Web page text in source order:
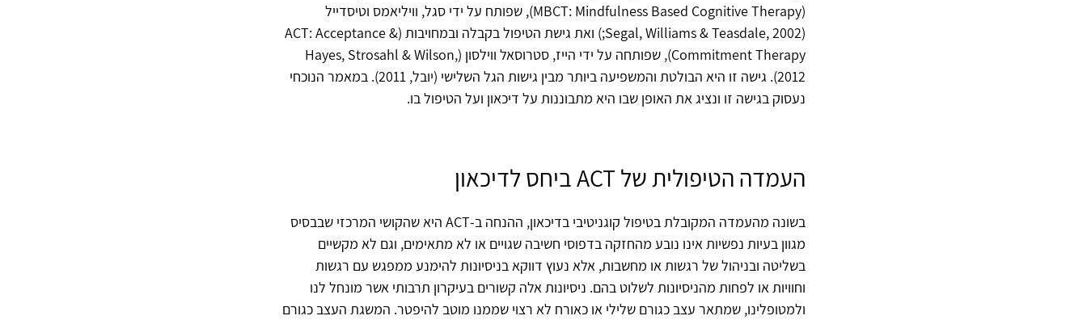
(MBCT: Mindfulness Based Cognitive Therapy), שפותח על ידי סגל, וויליאמס וטיסדייל
(Segal, Williams & Teasdale, 2002;) ואת גישת הטיפול בקבלה ובמחויבות (ACT: Acceptance &
Commitment Therapy), שפותחה על ידי הייז, סטרוסאל ווילסון (Hayes, Strosahl & Wilson,
2012). גישה זו היא הבולטת והמשפיעה ביותר מבין גישות הגל השלישי (יובל, 2011). במאמר הנוכחי
נעסוק בגישה זו ונציג את האופן שבו היא מתבוננות על דיכאון ועל הטיפול בו.
העמדה הטיפולית של ACT ביחס לדיכאון
בשונה מהעמדה המקובלת בטיפול קוגניטיבי בדיכאון, ההנחה ב-ACT היא שהקושי המרכזי שבבסיס
מגוון בעיות נפשיות אינו נובע מהחזקה בדפוסי חשיבה שגויים או לא מתאימים, וגם לא מקשיים
בשליטה ובניהול של רגשות או מחשבות, אלא נעוץ דווקא בניסיונות להימנע ממפגש עם רגשות
וחוויות או לפחות מהניסיונות לשלוט בהם. ניסיונות אלה קשורים בעיקרון תרבותי אשר מונחל לנו
ולמטופלינו, שמתאר עצב כגורם שלילי או כאורח לא רצוי שממנו מוטב להיפטר. המשגת העצב כגורם